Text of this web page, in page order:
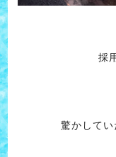
採
驚かして